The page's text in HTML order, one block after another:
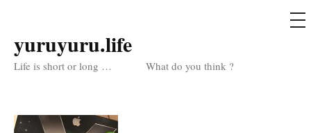
コ
ン
ツ
yuruyuru.life
Life is short or long … What do you think ?
メ
ニ